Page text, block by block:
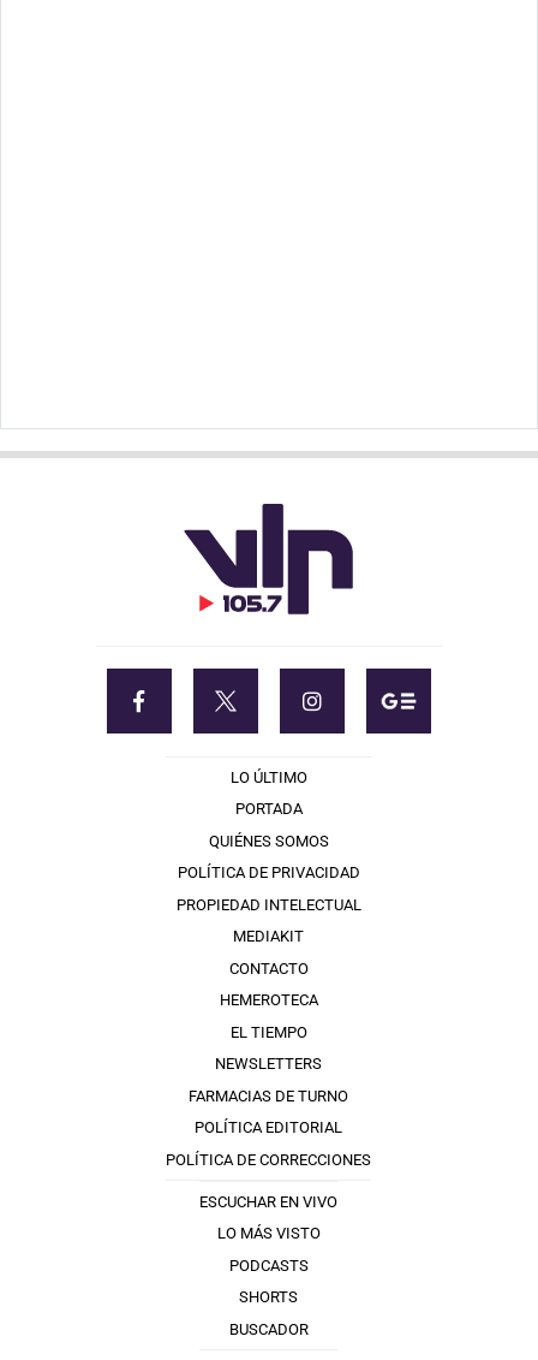
LO ÚLTIMO
PORTADA
QUIÉNES SOMOS
POLÍTICA DE PRIVACIDAD
PROPIEDAD INTELECTUAL
MEDIAKIT
CONTACTO
HEMEROTECA
EL TIEMPO
NEWSLETTERS
FARMACIAS DE TURNO
POLÍTICA EDITORIAL
POLÍTICA DE CORRECCIONES
ESCUCHAR EN VIVO
LO MÁS VISTO
PODCASTS
SHORTS
BUSCADOR